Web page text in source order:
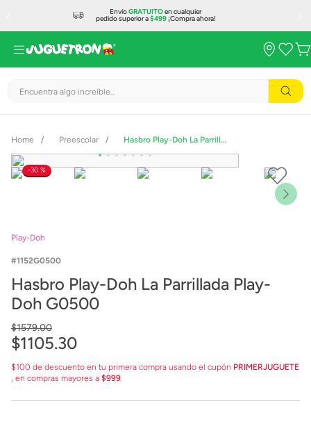
EnvíoGRATUITOen cualquier
pedido superior a$499¡Compra ahora!
Encuentra algo increíble...
Preescolar Hasbro Play-Doh La Parrillada Play-Doh G0500
30 %
Play-Doh
1152G0500
Hasbro Play-Doh La Parrillada Play-
Doh G0500
$1579.00
$1105.30
$100 de descuento en tu primera compra usando el cupón PRIMERJUGUETE
, en compras mayores a $999.